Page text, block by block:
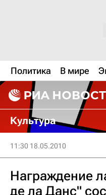
Политика В мире
Культура
11:30 18.05.2010
Награждение
де ла Данс"